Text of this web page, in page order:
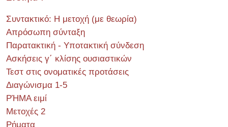
Συντακτικό: Η μετοχή (με θεωρία)
Απρόσωπη σύνταξη
Παρατακτική - Υποτακτική σύνδεση
Ασκήσεις γ΄ κλίσης ουσιαστικών
Τεστ στις ονοματικές προτάσεις
Διαγώνισμα 1-5
ΡΉΜΑ ειμί
Μετοχές 2
Ρήματα